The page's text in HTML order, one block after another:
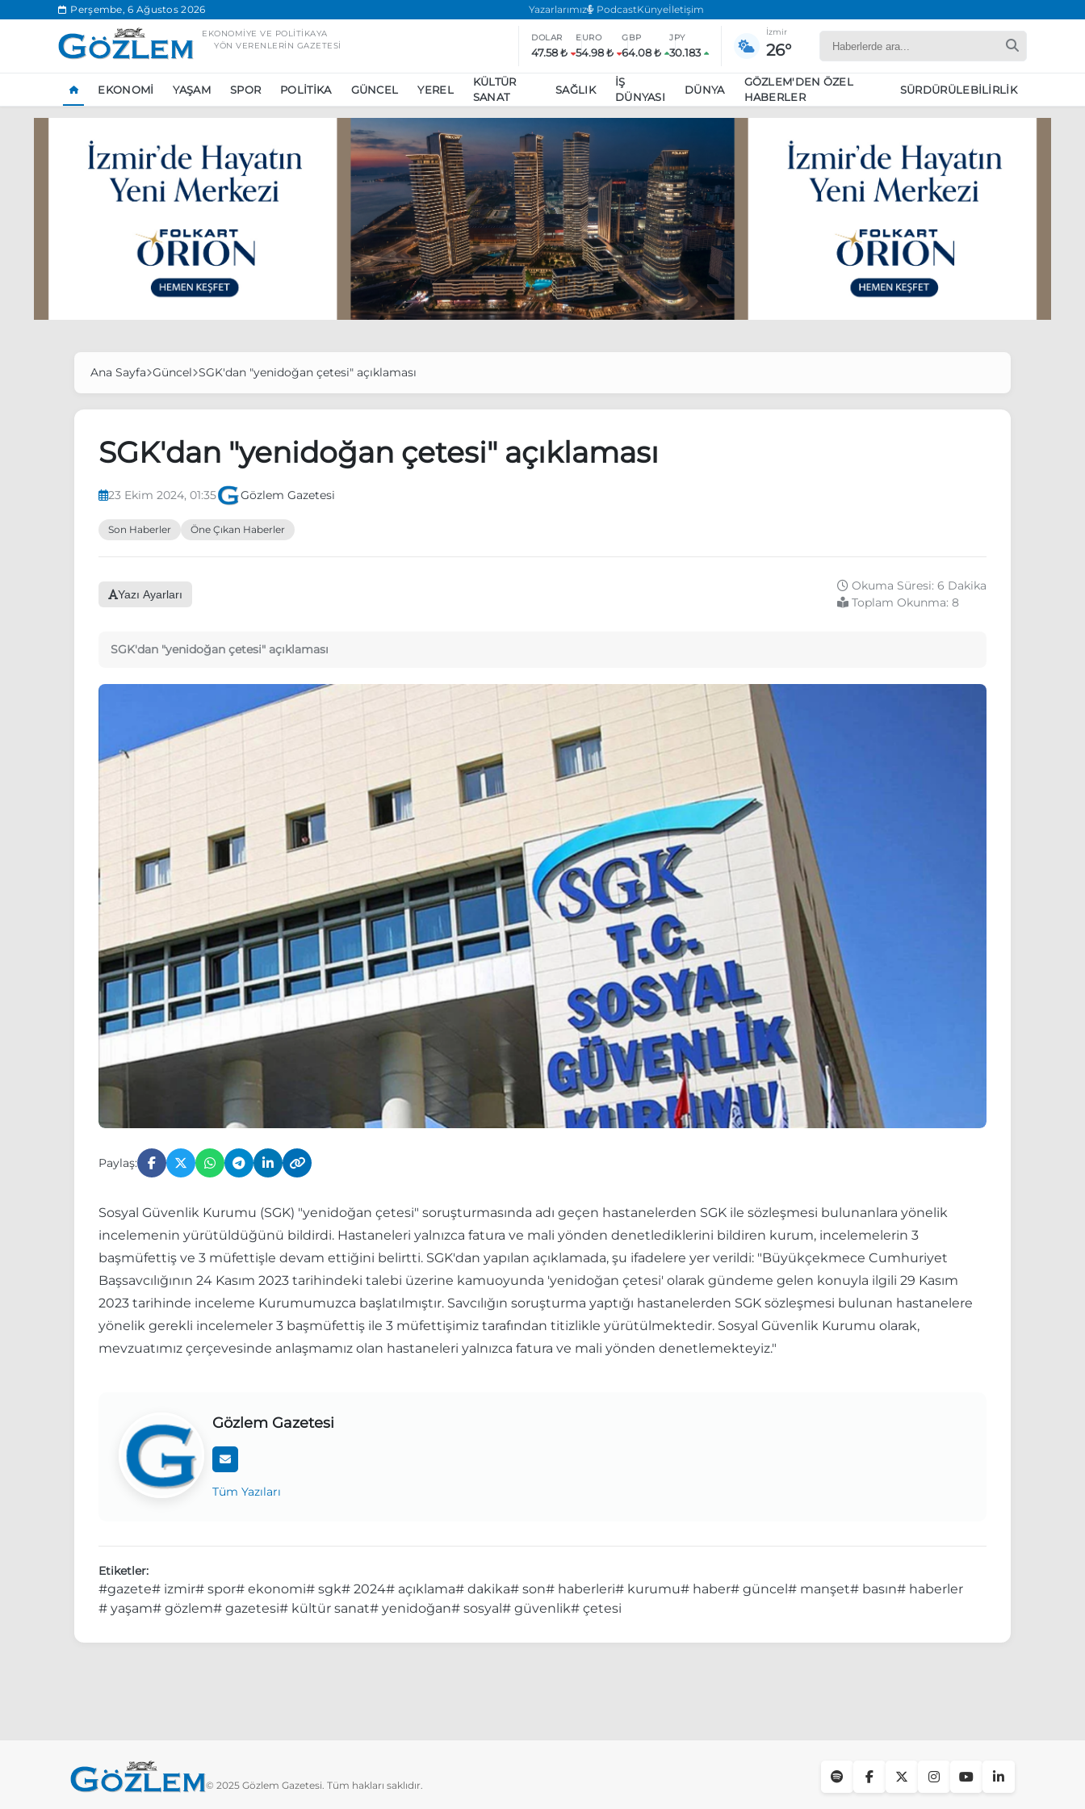
Perşembe, 6 Ağustos 2026 Yazarlarımız PodcastKünyeİletişim
EKONOMIYE VE POLITIKAYA
YÖN VERENLERIN GAZETESI
DOLAR
47.58 ₺
EURO
54.98 ₺
GBP
64.08 ₺
JPY
30.183
İzmir
26°
EKONOMI YAŞAM SPOR POLITIKA GÜNCEL YEREL
KÜLTÜR
SANAT
SAĞLIK
İŞ
DÜNYASI
DÜNYA
GÖZLEM'DEN ÖZEL
HABERLER
SÜRDÜRÜLEBILIRLIK
Ankara’da eylem yasağı uzatıldı
Özgür Özel, Ekrem İmamoğlu’nu ziyaret edecek
Ünlü çift bir etkinliğe daha katılmama kararı aldı
Boykot
Ana Sayfa Güncel SGK'dan "yenidoğan çetesi" açıklaması
SGK'dan "yenidoğan çetesi" açıklaması
23 Ekim 2024, 01:35 Gözlem Gazetesi
Son Haberler Öne Çıkan Haberler
Yazı Ayarları
Okuma Süresi: 6 Dakika
Toplam Okunma: 8
SGK'dan "yenidoğan çetesi" açıklaması
Paylaş:
Sosyal Güvenlik Kurumu (SGK) "yenidoğan çetesi" soruşturmasında adı geçen hastanelerden SGK ile sözleşmesi bulunanlara yönelik
incelemenin yürütüldüğünü bildirdi. Hastaneleri yalnızca fatura ve mali yönden denetlediklerini bildiren kurum, incelemelerin 3
başmüfettiş ve 3 müfettişle devam ettiğini belirtti. SGK'dan yapılan açıklamada, şu ifadelere yer verildi: "Büyükçekmece Cumhuriyet
Başsavcılığının 24 Kasım 2023 tarihindeki talebi üzerine kamuoyunda 'yenidoğan çetesi' olarak gündeme gelen konuyla ilgili 29 Kasım
2023 tarihinde inceleme Kurumumuzca başlatılmıştır. Savcılığın soruşturma yaptığı hastanelerden SGK sözleşmesi bulunan hastanelere
yönelik gerekli incelemeler 3 başmüfettiş ile 3 müfettişimiz tarafından titizlikle yürütülmektedir. Sosyal Güvenlik Kurumu olarak,
mevzuatımız çerçevesinde anlaşmamız olan hastaneleri yalnızca fatura ve mali yönden denetlemekteyiz."
Gözlem Gazetesi
Tüm Yazıları
Etiketler:
#gazete# izmir# spor# ekonomi# sgk# 2024# açıklama# dakika# son# haberleri# kurumu# haber# güncel# manşet# basın# haberler
# yaşam# gözlem# gazetesi# kültür sanat# yenidoğan# sosyal# güvenlik# çetesi
© 2025 Gözlem Gazetesi. Tüm hakları saklıdır.